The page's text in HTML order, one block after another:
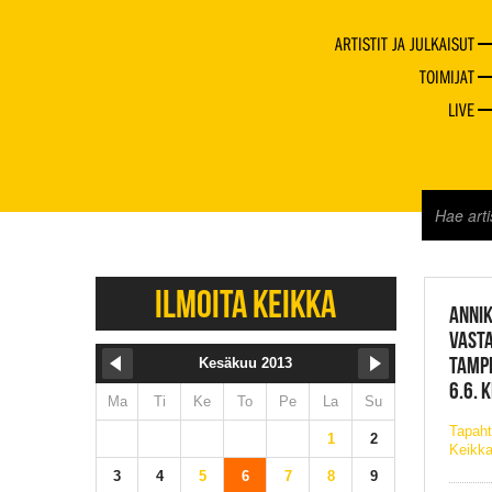
ARTISTIT JA JULKAISUT
TOIMIJAT
LIVE
6.6.
ILMOITA KEIKKA
Kesäkuu 2013
Ma Ti Ke To Pe La Su
1 2
3 4 5 6 7 8 9